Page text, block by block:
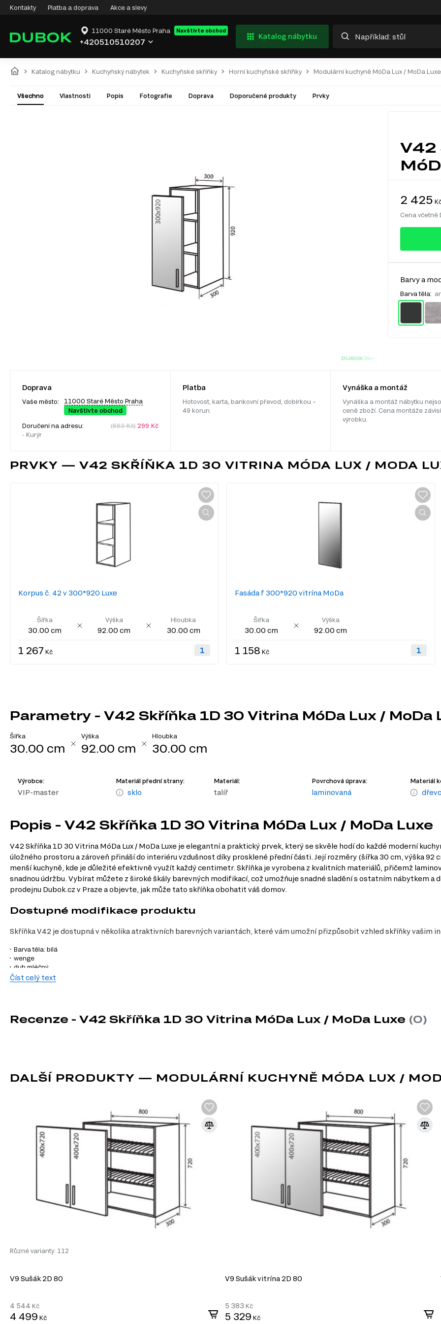
Kontakty Platba a doprava Akce a slevy
11000 Staré Město Praha Navštivte obchod
+420510510207
Katalog nábytku
Katalog nábytku Kuchyňský nábytek Kuchyňské skříňky Horní kuchyňské skříňky Modulární kuchyně MóDa Lux / MoDa Luxe
Všechno Vlastnosti Popis Fotografie Doprava Doporučené produkty Prvky
V42
2 425
Cena včetně
Barvy a
Barva těla:
Doprava
Vaše město:
11000 Staré Město Praha
Navštivte obchod
Doručení na adresu:
- Kurýr
(663 Kč)299 Kč
Platba
Hotovost, karta, bankovní převod, dobírkou –
49 korun.
Vynáška a montáž
Vynáška a montáž nábytku
ceně zboží. Cena montáže
výrobku.
PRVKY — V42 SKŘÍŇKA 1D 30 VITRINA MÓDA LUX / MODA
Korpus č. 42 v 300*920 Luxe
Šířka
30.00 cm
Výška
92.00 cm
Hloubka
30.00 cm
1 267 Kč
Fasáda f 300*920 vitrína MoDa
Šířka
30.00 cm
Výška
92.00 cm
1 158 Kč
Parametry - V42 Skříňka 1D 30 Vitrina MóDa Lux / MoDa
Šířka
30.00 cm
Výška
92.00 cm
Hloubka
30.00 cm
Výrobce:
VIP-master
Materiál přední strany:
sklo
Materiál:
talíř
Povrchová úprava:
laminovaná
Materiál
Popis - V42 Skříňka 1D 30 Vitrina MóDa Lux / MoDa Luxe
V42 Skříňka 1D 30 Vitrina MóDa Lux / MoDa Luxe je elegantní a praktický prvek, který se skvěle hodí do každé moderní
úložného prostoru a zároveň přináší do interiéru vzdušnost díky prosklené přední části. Její rozměry (šířka 30 cm, výška 92
menší kuchyně, kde je důležité efektivně využít každý centimetr. Skříňka je vyrobena z kvalitních materiálů, přičemž
snadnou údržbu. Vybírat můžete z široké škály barevných modifikací, což umožňuje snadné sladění s ostatním nábytkem a
prodejnu Dubok.cz v Praze a objevte, jak může tato skříňka obohatit váš domov.
Dostupné modifikace produktu
Skříňka V42 je dostupná v několika atraktivních barevných variantách, které vám umožní přizpůsobit vzhled skříňky vašim
Barva těla: bílá
wenge
dub mléčný
šedá
dub Appalačský
Charakteristiky, vlastnosti a výhody
Prosklená přední část dodává skříňce elegantní vzhled a umožňuje vám vystavit oblíbené kuchyňské doplňky či
Skříňka je vyrobena z kvalitního talíře, což zajišťuje její odolnost a dlouhou životnost.
Laminovaná úprava nejenže chrání skříňku před poškozením, ale také usnadňuje její údržbu a čištění.
Materiál korpusu.Korpus z dřevotřísky zajišťuje stabilitu a pevnost skříňky, což je důležité pro každodenní používání.
Informace o sestavě
Tento produkt je sestavou, která se skládá z následujících prvků:
Fasáda f 300*920 vitrína MoDa, 1 ks
Informace o sérii nábytku
Kuchyňské skřínky
Číst celý text
Recenze - V42 Skříňka 1D 30 Vitrina MóDa Lux / MoDa Luxe (0)
DALŠÍ PRODUKTY — MODULÁRNÍ KUCHYNĚ MÓDA LUX /
Různé varianty: 112
V9 Sušák 2D 80
4 544 Kč
4 499 Kč
V9 Sušák vitrína 2D 80
5 383 Kč
5 329 Kč